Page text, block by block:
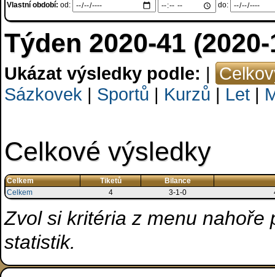
Vlastní období: od: do:
Týden 2020-41
Ukázat výsledky podle: |
Sázkovek | Sportů | Kurzů | Let |
Celkové výsledky
Celkem Tiketů
Bilance
Celkem
4 3-1-0
Zvol si kritéria z menu
statistik.